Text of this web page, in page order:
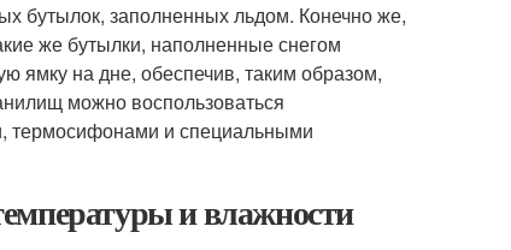
бутылок, заполненных льдом. Конечно же,
же бутылки, наполненные снегом
ямку на дне, обеспечив, таким образом,
можно воспользоваться
термосифонами и специальными
и влажности